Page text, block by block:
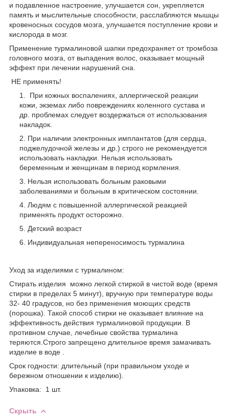
и подавленное настроение, улучшается сон, укрепляется
память и мыслительные способности, расслабляются мышцы
кровеносных сосудов мозга, улучшается поступление крови и
кислорода в мозг.
Применение турмалиновой шапки предохраняет от тромбоза
головного мозга, от выпадения волос, оказывает мощный
эффект при лечении нарушений сна.
НЕ применять!
При кожных воспалениях, аллергической реакции
кожи, экземах либо повреждениях коленного сустава и
др. проблемах следует воздержаться от использования
накладок.
При наличии электронных имплантатов (для сердца,
поджелудочной железы и др.) строго не рекомендуется
использовать накладки. Нельзя использовать
беременным и женщинам в период кормления.
Нельзя использовать больным раковыми
заболеваниями и больным в критическом состоянии.
Людям с повышенной аллергической реакцией
применять продукт осторожно.
Детский возраст
Индивидуальная непереносимость турмалина
Уход за изделиями с турмалином:
Стирать изделия можно легкой стиркой в чистой воде (время
стирки в пределах 5 минут), вручную при температуре воды
32- 40 градусов, но без применения моющих средств
(порошка). Такой способ стирки не оказывает влияние на
эффективность действия турмалиновой продукции. В
противном случае, лечебные свойства турмалина
теряются.Строго запрещено длительное время замачивать
изделие в воде .
Срок годности: длительный (при правильном уходе и
бережном отношении к изделию).
Упаковка: 1 шт.
Скрыть